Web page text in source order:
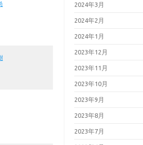
2024年3月
2024年2月
2024年1月
2023年12月
2023年11月
2023年10月
2023年9月
2023年8月
2023年7月